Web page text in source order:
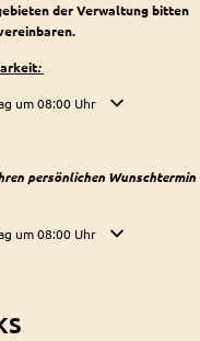
der Verwaltung bitten
:
auszublenden
um 08:00 Uhr
persönlichen Wunschtermin
auszublenden
um 08:00 Uhr